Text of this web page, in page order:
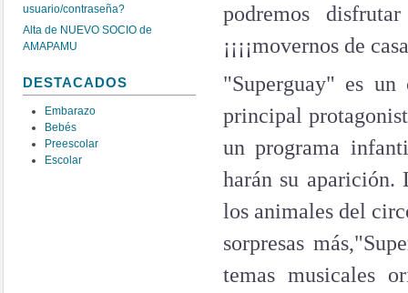
usuario/contraseña?
Alta de NUEVO SOCIO de
AMAPAMU
DESTACADOS
Embarazo
Bebés
Preescolar
Escolar
podremos
¡¡¡¡movernos de
"Superguay" es
principal
un programa
harán su aparición.
los animales del
sorpresas
temas musicales